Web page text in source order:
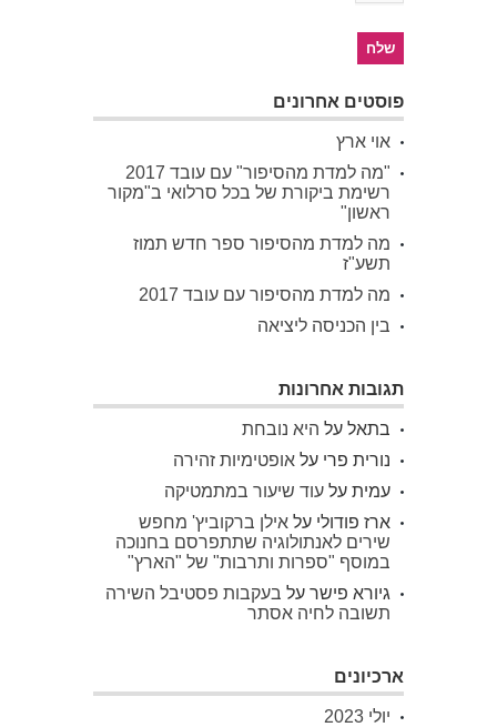
פוסטים אחרונים
אוי ארץ
"מה למדת מהסיפור" עם עובד 2017
רשימת ביקורת של בכל סרלואי ב"מקור
ראשון"
מה למדת מהסיפור ספר חדש תמוז
תשע"ז
מה למדת מהסיפור עם עובד 2017
בין הכניסה ליציאה
תגובות אחרונות
בתאל על היא נובחת
נורית פרי על אופטימיות זהירה
עמית על עוד שיעור במתמטיקה
ארז פודולי על אילן ברקוביץ' מחפש
שירים לאנתולוגיה שתתפרסם בחנוכה
במוסף "ספרות ותרבות" של "הארץ"
גיורא פישר על בעקבות פסטיבל השירה
תשובה לחיה אסתר
ארכיונים
יולי 2023